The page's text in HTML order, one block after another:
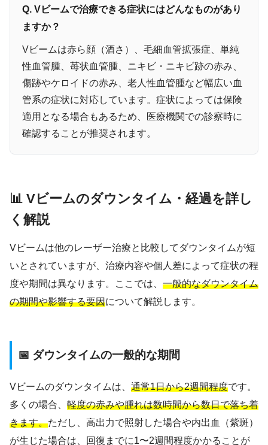
Q. Vビームで治療できる症状にはどんなものがあり
ますか？
Vビームは赤ら顔（酒さ）、毛細血管拡張症、単純
性血管腫、苺状血管腫、ニキビ・ニキビ跡の赤み、
傷跡やケロイドの赤み、老人性血管腫など幅広い血
管系の症状に対応しています。症状によっては保険
適用となる場合もあるため、医療機関での診察時に
確認することが推奨されます。
📊 Vビームのダウンタイム・経過を詳し
く解説
Vビームは他のレーザー治療と比較してダウンタイムが短
いとされていますが、治療内容や個人差によって症状の程
度や期間は異なります。ここでは、 一般的なダウンタイム
の期間や影響する要因について解説します。
📅 ダウンタイムの一般的な期間
Vビームのダウンタイムは、 通常1日から2週間程度です。
多くの場合、 軽度の赤みや腫れは数時間から数日で落ち着
きます。ただし、高出力で照射した場合や内出血（紫斑）
が生じた場合は、回復までに1〜2週間程度かかることが